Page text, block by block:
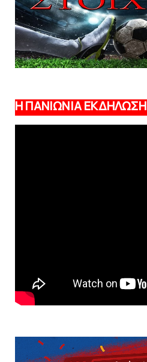
Η ΠΑΝΙΩΝΙΑ ΕΚΔΗΛΩΣΗ